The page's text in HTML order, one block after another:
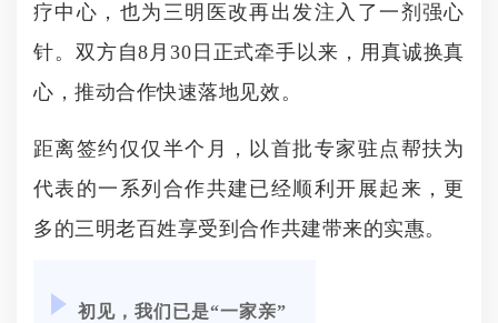
疗中心，也为三明医改再出发注入了一剂强心
针。双方自8月30日正式牵手以来，用真诚换真
心，推动合作快速落地见效。
距离签约仅仅半个月，以首批专家驻点帮扶为
代表的一系列合作共建已经顺利开展起来，更
多的三明老百姓享受到合作共建带来的实惠。
初见，我们已是“一家亲”